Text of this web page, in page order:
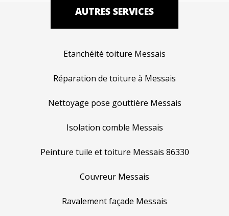
AUTRES SERVICES
Etanchéité toiture Messais
Réparation de toiture à Messais
Nettoyage pose gouttière Messais
Isolation comble Messais
Peinture tuile et toiture Messais 86330
Couvreur Messais
Ravalement façade Messais